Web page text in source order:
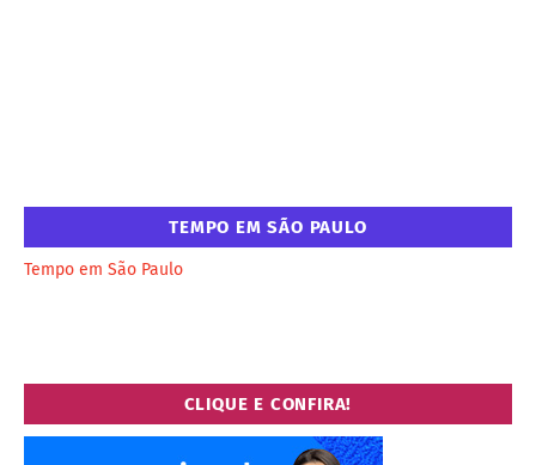
TEMPO EM SÃO PAULO
Tempo em São Paulo
CLIQUE E CONFIRA!